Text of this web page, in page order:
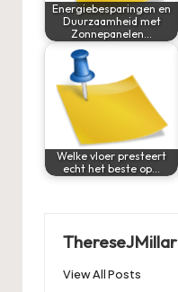
Energiebesparingen en
Duurzaamheid met
Zonnepanelen…
Welke vloer presteert
echt het beste op…
ThereseJMillar
View All Posts